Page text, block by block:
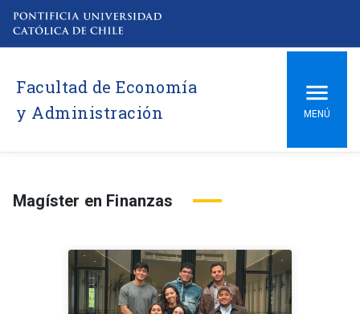
Facultad de Economía
y Administración
MENÚ
Magíster en Finanzas